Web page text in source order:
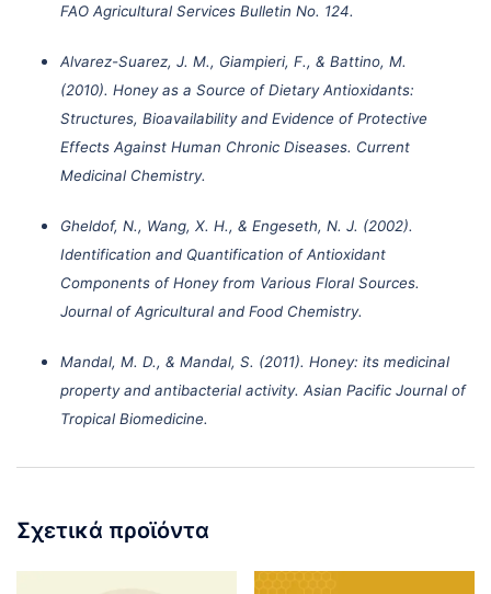
FAO Agricultural Services Bulletin No. 124.
Alvarez-Suarez, J. M., Giampieri, F., & Battino, M.
(2010). Honey as a Source of Dietary Antioxidants:
Structures, Bioavailability and Evidence of Protective
Effects Against Human Chronic Diseases. Current
Medicinal Chemistry.
Gheldof, N., Wang, X. H., & Engeseth, N. J. (2002).
Identification and Quantification of Antioxidant
Components of Honey from Various Floral Sources.
Journal of Agricultural and Food Chemistry.
Mandal, M. D., & Mandal, S. (2011). Honey: its medicinal
property and antibacterial activity. Asian Pacific Journal of
Tropical Biomedicine.
Σχετικά προϊόντα